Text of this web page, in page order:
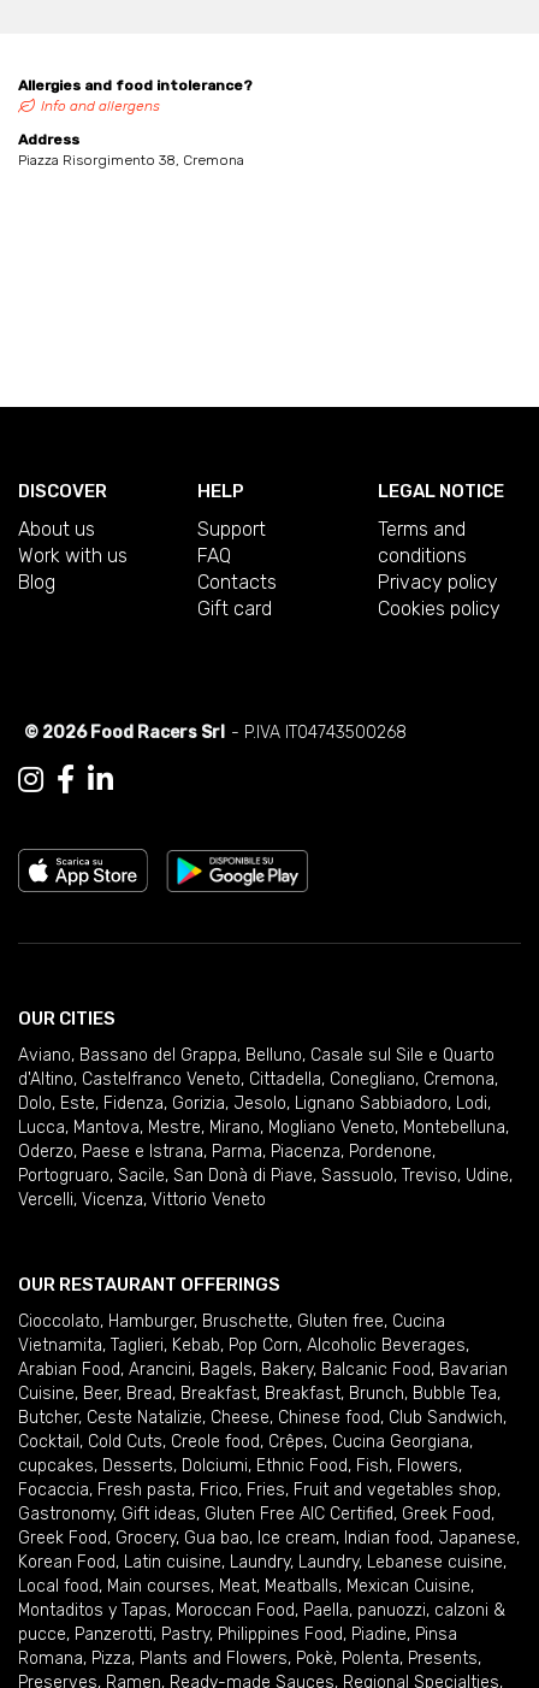
Allergies and food intolerance?
Info and allergens
Address
Piazza Risorgimento 38, Cremona
DISCOVER
About us
Work with us
Blog
HELP
Support
FAQ
Contacts
Gift card
LEGAL NOTICE
Terms and
conditions
Privacy policy
Cookies policy
© 2026 Food Racers Srl - P.IVA IT04743500268
OUR CITIES
Aviano, Bassano del Grappa, Belluno, Casale sul Sile e Quarto
d'Altino, Castelfranco Veneto, Cittadella, Conegliano, Cremona,
Dolo, Este, Fidenza, Gorizia, Jesolo, Lignano Sabbiadoro, Lodi,
Lucca, Mantova, Mestre, Mirano, Mogliano Veneto, Montebelluna,
Oderzo, Paese e Istrana, Parma, Piacenza, Pordenone,
Portogruaro, Sacile, San Donà di Piave, Sassuolo, Treviso, Udine,
Vercelli, Vicenza, Vittorio Veneto
OUR RESTAURANT OFFERINGS
Cioccolato, Hamburger, Bruschette, Gluten free, Cucina
Vietnamita, Taglieri, Kebab, Pop Corn, Alcoholic Beverages,
Arabian Food, Arancini, Bagels, Bakery, Balcanic Food, Bavarian
Cuisine, Beer, Bread, Breakfast, Breakfast, Brunch, Bubble Tea,
Butcher, Ceste Natalizie, Cheese, Chinese food, Club Sandwich,
Cocktail , Cold Cuts, Creole food, Crêpes, Cucina Georgiana,
cupcakes, Desserts, Dolciumi, Ethnic Food, Fish, Flowers,
Focaccia, Fresh pasta, Frico, Fries, Fruit and vegetables shop,
Gastronomy, Gift ideas, Gluten Free AIC Certified, Greek Food,
Greek Food, Grocery, Gua bao, Ice cream, Indian food, Japanese,
Korean Food, Latin cuisine, Laundry, Laundry, Lebanese cuisine,
Local food, Main courses, Meat, Meatballs, Mexican Cuisine,
Montaditos y Tapas, Moroccan Food, Paella, panuozzi, calzoni &
pucce, Panzerotti, Pastry, Philippines Food, Piadine, Pinsa
Romana, Pizza, Plants and Flowers, Pokè, Polenta, Presents,
Preserves, Ramen, Ready-made Sauces, Regional Specialties,